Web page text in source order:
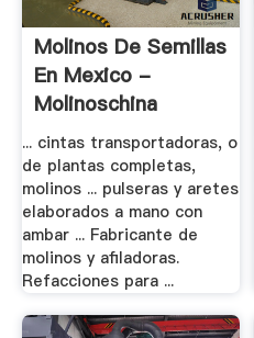
Molinos De Semillas
En Mexico -
Molinoschina
... cintas transportadoras, o
de plantas completas,
molinos ... pulseras y aretes
elaborados a mano con
ambar ... Fabricante de
molinos y afiladoras.
Refacciones para ...